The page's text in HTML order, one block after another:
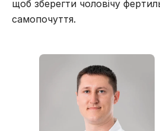
щоб зберегти чоловічу
самопочуття.